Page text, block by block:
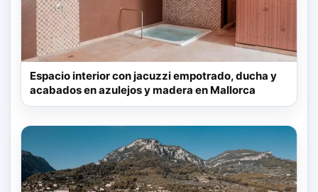
Espacio interior con jacuzzi empotrado, ducha y
acabados en azulejos y madera en Mallorca